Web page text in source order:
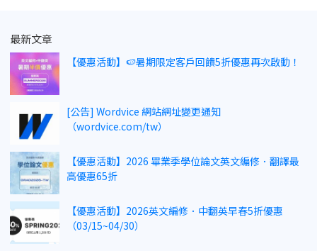
最新文章
【優惠活動】🍉暑期限定客戶回饋5折優惠再次啟動！
[公告] Wordvice 網站網址變更通知
（wordvice.com/tw）
【優惠活動】2026 畢業季學位論文英文編修．翻譯最
高優惠65折
【優惠活動】2026英文編修．中翻英早春5折優惠
（03/15~04/30）